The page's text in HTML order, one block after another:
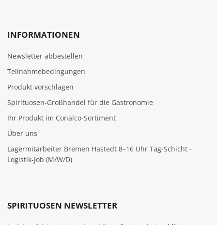
INFORMATIONEN
Newsletter abbestellen
Teilnahmebedingungen
Produkt vorschlagen
Spirituosen-Großhandel für die Gastronomie
Ihr Produkt im Conalco-Sortiment
Über uns
Lagermitarbeiter Bremen Hastedt 8–16 Uhr Tag-Schicht -
Logistik-Job (M/W/D)
SPIRITUOSEN NEWSLETTER